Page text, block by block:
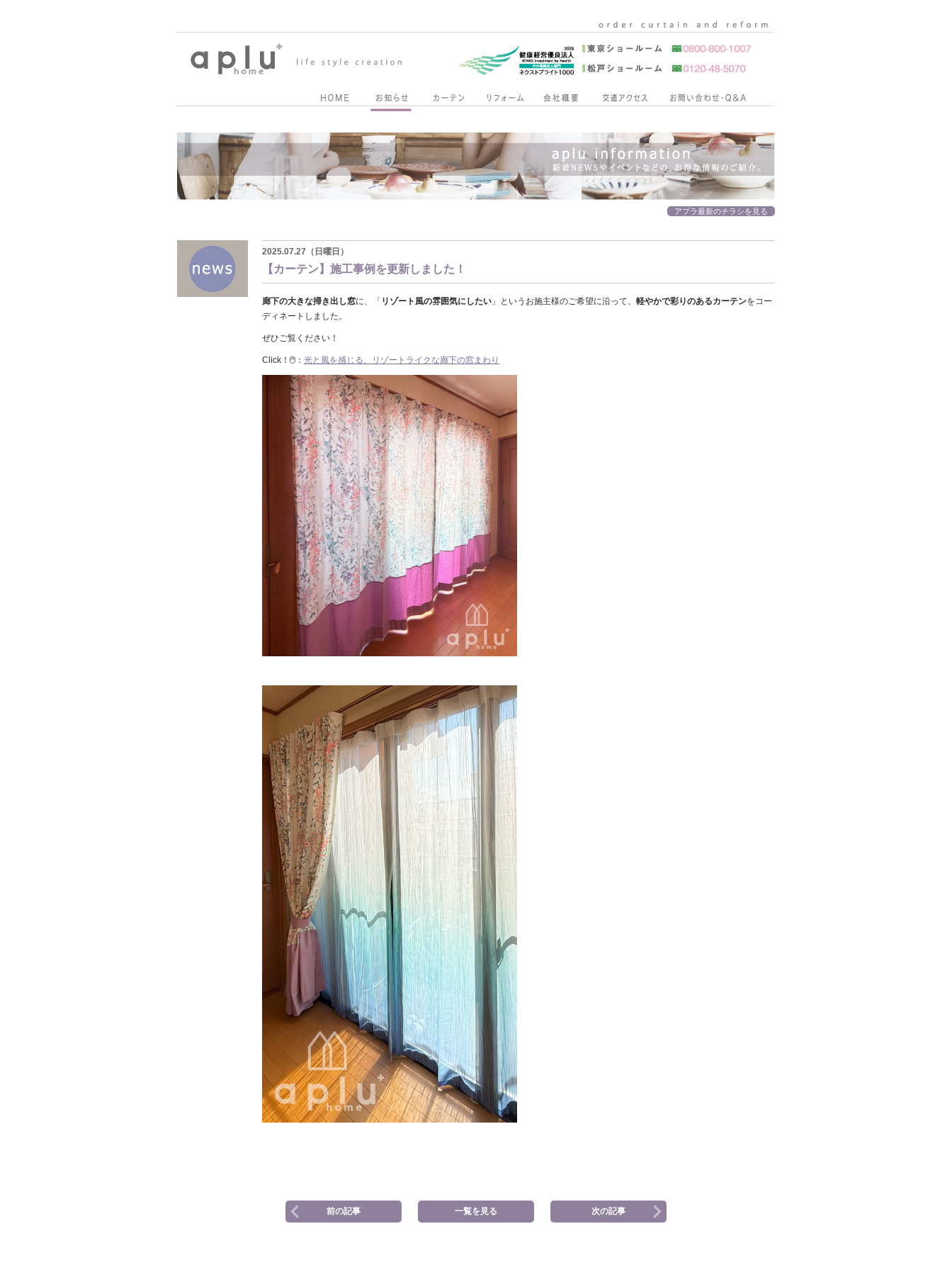
アプラ最新のチラシを見る
2025.07.27（日曜日）
【カーテン】施工事例を更新しました！
廊下の大きな掃き出し窓に、「 リゾート風の雰囲気にしたい 」というお施主様のご希望に沿って、 軽やかで彩りのあるカーテンをコー
ディネートしました。
ぜひご覧ください！
Click！🖱️： 光と風を感じる、リゾートライクな廊下の窓まわり
前の記事 一覧を見る 次の記事